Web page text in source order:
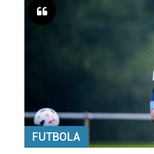
FUTBOLA